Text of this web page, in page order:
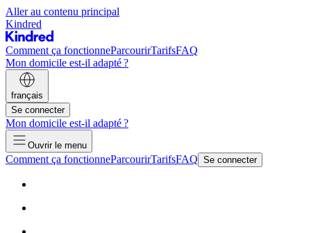
Aller au contenu principal
Kindred
Comment ça fonctionneParcourirTarifsFAQ
Mon domicile est-il adapté ?
français
Se connecter
Mon domicile est-il adapté ?
Ouvrir le menu
Comment ça fonctionneParcourirTarifsFAQ Se connecter